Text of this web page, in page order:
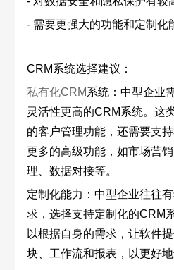
- 需要更强大的功能和定制化
CRM系统选择建议：
私有化CRM系统：中型企业
灵活性更高的CRM系统。这
的客户管理功能，还需要支
更多的高级功能，如市场营
理、数据对接等。
定制化能力：中型企业往往
求，选择支持定制化的CRM
以根据自身的需求，让软件
块、工作流和报表，以更好